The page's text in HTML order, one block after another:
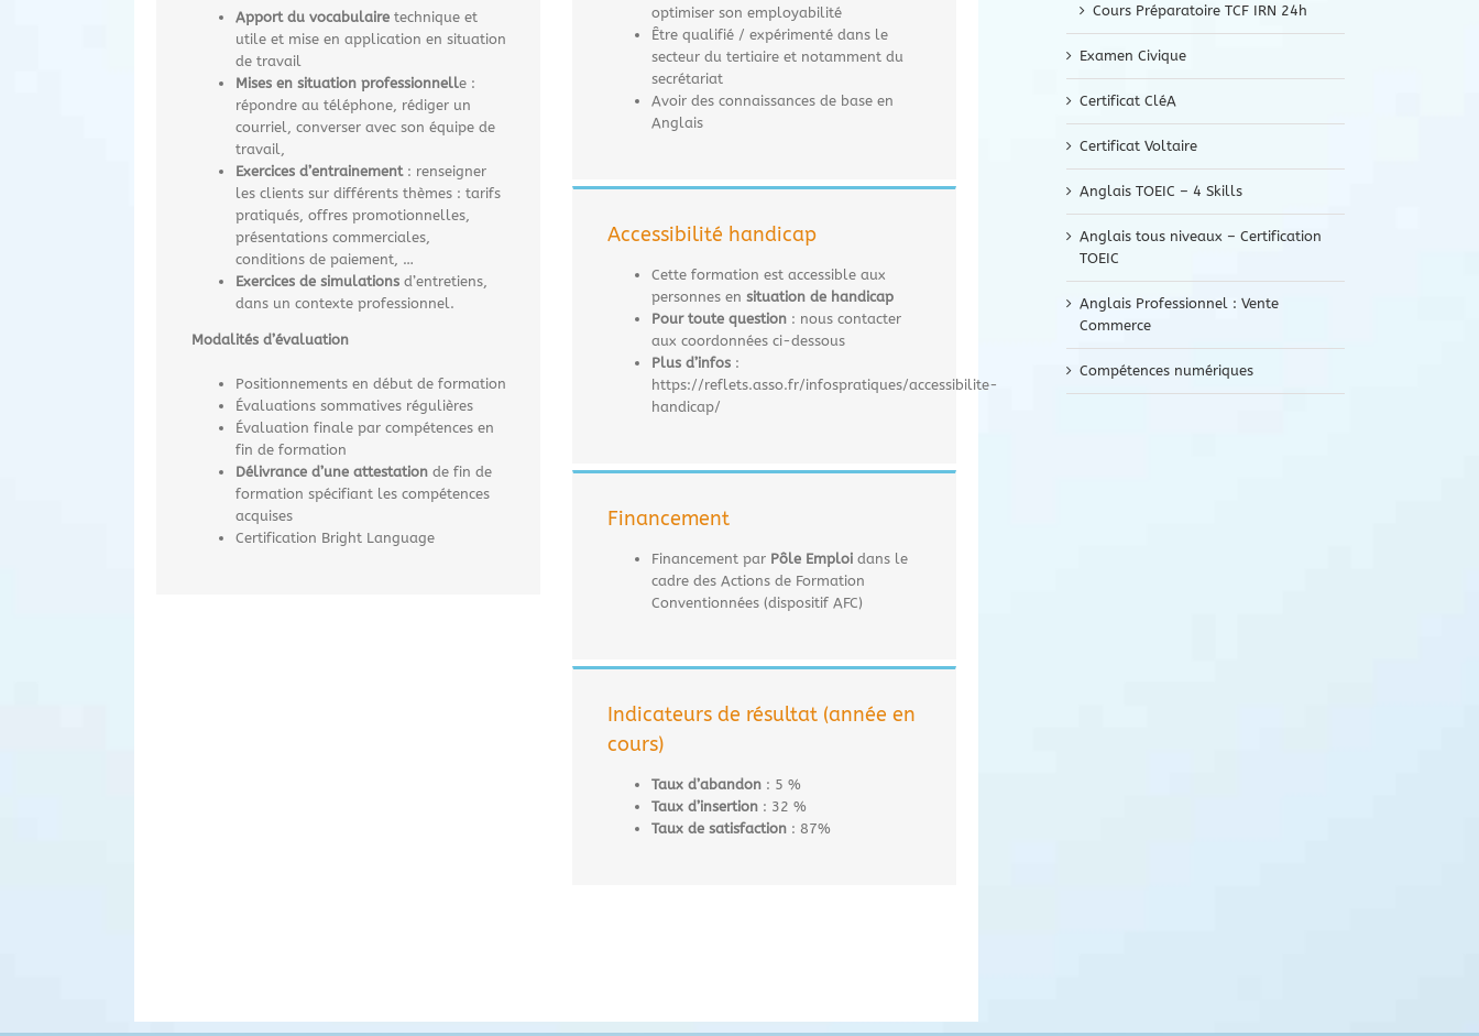
Apport du vocabulaire technique et
utile et mise en application en situation
de travail
Mises en situation professionnelle :
répondre au téléphone, rédiger un
courriel, converser avec son équipe de
travail,
Exercices d’entrainement: renseigner
les clients sur différents thèmes : tarifs
pratiqués, offres promotionnelles,
présentations commerciales,
conditions de paiement, …
Exercices de simulations d’entretiens,
dans un contexte professionnel.
Modalités d’évaluation
Positionnements en début de formation
Évaluations sommatives régulières
Évaluation finale par compétences en
fin de formation
Délivrance d’une attestation de fin de
formation spécifiant les compétences
acquises
Certification Bright Language
optimiser son employabilité
Être qualifié / expérimenté dans le
secteur du tertiaire et notamment du
secrétariat
Avoir des connaissances de base en
Anglais
Accessibilité handicap
Cette formation est accessible aux
personnes en situation de handicap
Pour toute question : nous contacter
aux coordonnées ci-dessous
Plus d’infos :
https://reflets.asso.fr/infospratiques/accessibilite-
handicap/
Financement
Financement par Pôle Emploi dans le
cadre des Actions de Formation
Conventionnées (dispositif AFC)
Indicateurs de résultat (année en
cours)
Taux d’abandon : 5 %
Taux d’insertion : 32 %
Taux de satisfaction : 87%
Cours Préparatoire TCF IRN 24h
Examen Civique
Certificat CléA
Certificat Voltaire
Anglais TOEIC – 4 Skills
Anglais tous niveaux – Certification
TOEIC
Anglais Professionnel : Vente
Commerce
Compétences numériques